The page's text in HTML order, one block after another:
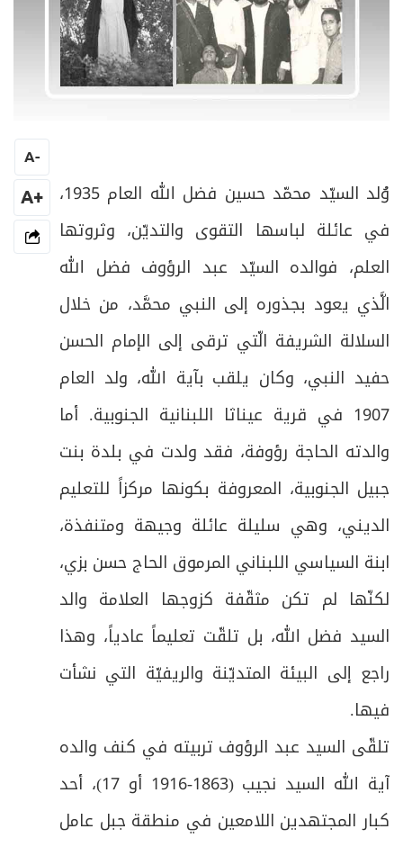
وُلد السيّد محمّد حسين فضل الله العام 1935،
في عائلة لباسها التقوى والتديّن، وثروتها
العلم، فوالده السيّد عبد الرؤوف فضل الله
الَّذي يعود بجذوره إلى النبي محمَّد، من خلال
السلالة الشريفة الّتي ترقى إلى الإمام الحسن
حفيد النبي، وكان يلقب بآية الله، ولد العام
1907 في قرية عيناثا اللبنانية الجنوبية. أما
والدته الحاجة رؤوفة، فقد ولدت في بلدة بنت
جبيل الجنوبية، المعروفة بكونها مركزاً للتعليم
الديني، وهي سليلة عائلة وجيهة ومتنفذة،
ابنة السياسي اللبناني المرموق الحاج حسن بزي،
لكنّها لم تكن مثقّفة كزوجها العلامة والد
السيد فضل الله، بل تلقّت تعليماً عادياً، وهذا
راجع إلى البيئة المتديّنة والريفيّة التي نشأت
فيها.
تلقّى السيد عبد الرؤوف تربيته في كنف والده
آية الله السيد نجيب (1863-1916 أو 17)، أحد
كبار المجتهدين اللامعين في منطقة جبل عامل
-
A
+A